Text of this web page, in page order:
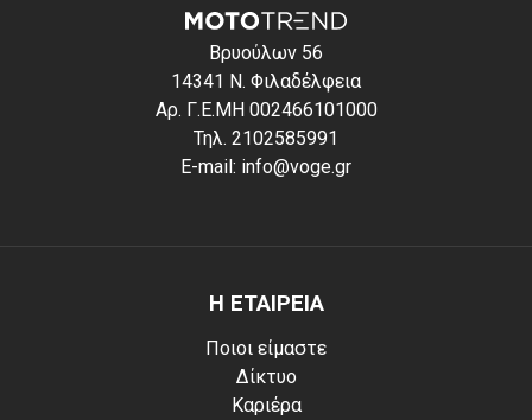
Βρυούλων 56
14341 Ν. Φιλαδέλφεια
Αρ. Γ.Ε.ΜΗ 002466101000
Τηλ. 2102585991
E-mail: info@voge.gr
Η ΕΤΑΙΡΕΙΑ
Ποιοι είμαστε
Δίκτυο
Καριέρα